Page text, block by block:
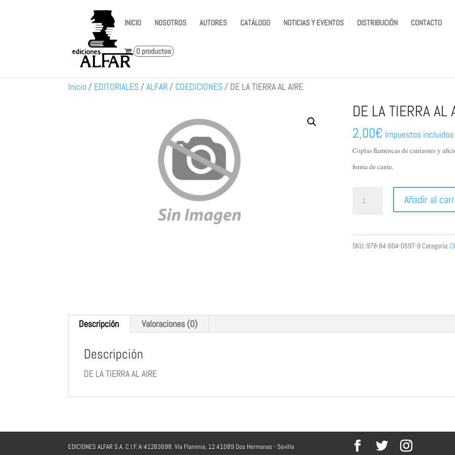
INICIO NOSOTROS AUTORES CATÁLOGO NOTICIAS Y EVENTOS DISTRIBUCIÓN CONTACTO
0 productos
Inicio / EDITORIALES /ALFAR / COEDICIONES / DE LA TIERRA AL AIRE
DE LA TIERRA AL
2,00€ Impuestos incluidos
Coplas flamencas de cantaores y
forma de cante.
Añadir al
SKU: 978-84-604-0597-9 Categoría:
Descripción Valoraciones (0)
Descripción
DE LA TIERRA AL AIRE
EDICIONES ALFAR S.A. C.I.F. A-41283698. Vía Flaminia, 12 41089 Dos Hermanas - Sevilla